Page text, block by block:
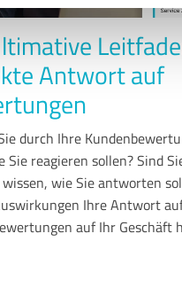
Antwort auf
durch Ihre
Sie reagieren sollen? Sind
wie Sie antworten
Ihre Antwort
auf Ihr Geschäft